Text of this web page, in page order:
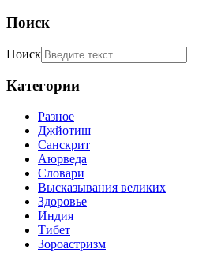
Поиск
Поиск
Категории
Разное
Джйотиш
Санскрит
Аюрведа
Словари
Высказывания великих
Здоровье
Индия
Тибет
Зороастризм